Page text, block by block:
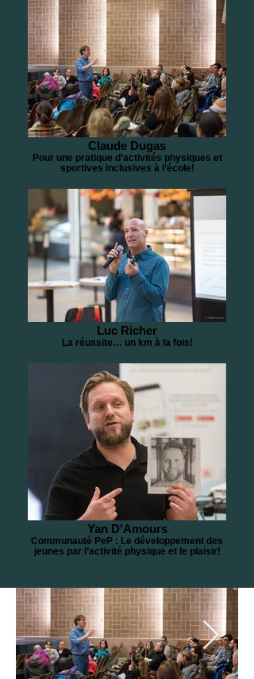
Claude Dugas
Pour une pratique d’activités physiques et
sportives inclusives à l’école!
Luc Richer
La réussite… un km à la fois!
Yan D'Amours
Communauté PeP : Le développement des
jeunes par l’activité physique et le plaisir!